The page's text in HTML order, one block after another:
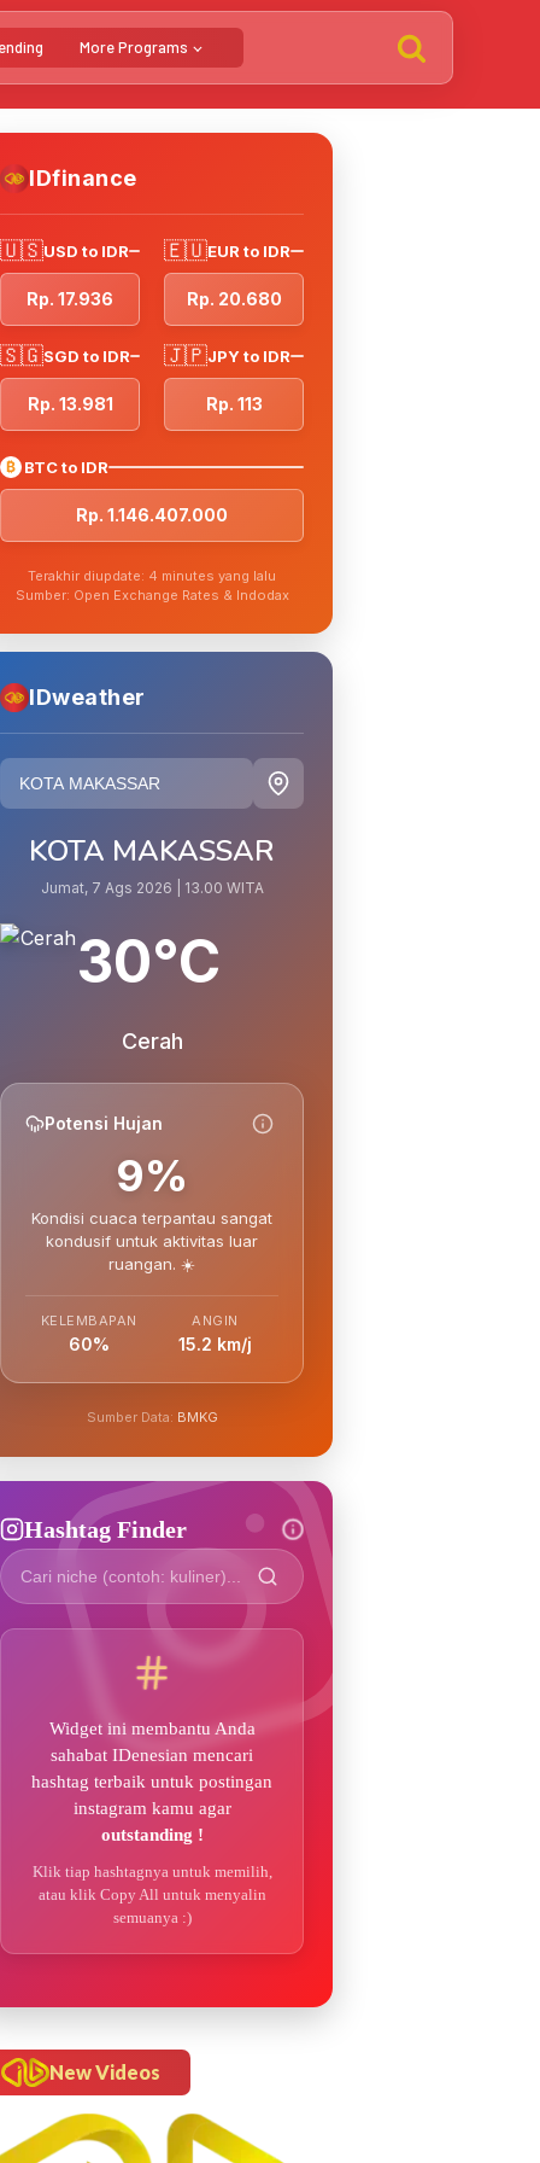
More Programs
IDfinance
🇺🇸USD to IDR
Rp. 17.936
🇪🇺EUR to IDR
Rp. 20.680
🇸🇬SGD to IDR
Rp. 13.981
🇯🇵JPY to IDR
Rp. 113
₿ BTC to IDR
Rp. 1.146.407.000
Terakhir diupdate: 4 minutes yang lalu
Sumber: Open Exchange Rates & Indodax
IDweather
KOTA MAKASSAR
Jumat, 7 Ags 2026 | 13.00 WITA
30°C
Cerah
Potensi Hujan
9%
Kondisi cuaca terpantau sangat
kondusif untuk aktivitas luar
ruangan. ☀️
KELEMBAPAN
60%
ANGIN
15.2 km/j
Sumber Data: BMKG
Hashtag Finder
Widget ini membantu Anda
sahabat IDenesian mencari
hashtag terbaik untuk postingan
instagram kamu agar
outstanding !
Klik tiap hashtagnya untuk memilih,
atau klik Copy All untuk menyalin
semuanya :)
New Videos